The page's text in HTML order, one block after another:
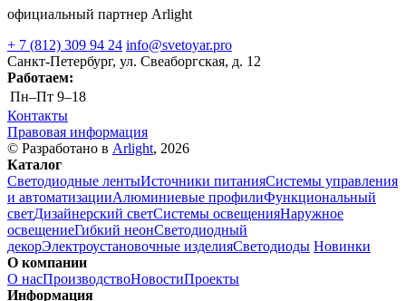
официальный партнер Arlight
+ 7 (812) 309 94 24 info@svetoyar.pro
Санкт-Петербург, ул. Свеаборгская, д. 12
Работаем:
Пн–Пт 9–18
Контакты
Правовая информация
© Разработано в Arlight, 2026
Каталог
Светодиодные лентыИсточники питанияСистемы управления
и автоматизацииАлюминиевые профилиФункциональный
светДизайнерский светСистемы освещенияНаружное
освещениеГибкий неонСветодиодный
декорЭлектроустановочные изделияСветодиоды Новинки
О компании
О насПроизводствоНовостиПроекты
Информация